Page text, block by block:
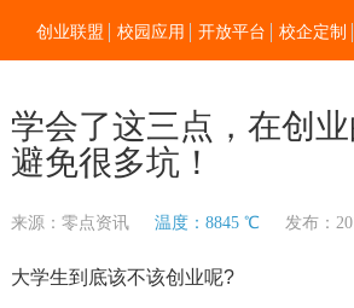
创业联盟 校园应用 开放平台 校企定制
学会了这三点，在创
避免很多坑！
来源：零点资讯 温度：8845 ℃ 发布：
大学生到底该不该创业呢?